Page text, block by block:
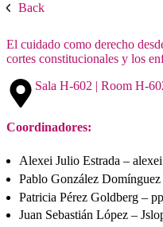
Back
El cuidado como derecho
cortes constitucionales y los
Sala H-602 | Room H-
Coordinadores:
Alexei Julio Estrada –
Pablo González
Patricia Pérez Goldberg –
Juan Sebastián López –